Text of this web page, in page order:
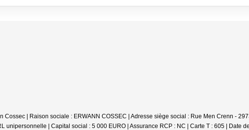
| Raison sociale : ERWANN COSSEC | Adresse siège social : Rue Men Crenn -
unipersonnelle | Capital social : 5 000 EURO | Assurance RCP : NC | Carte T : 605 | Date